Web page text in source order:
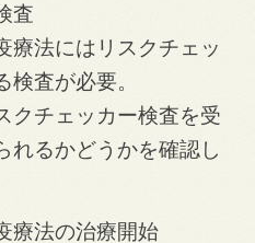
査
療法にはリスクチェッ
検査が必要。
クチェッカー検査を受
れるかどうかを確認し
療法の治療開始